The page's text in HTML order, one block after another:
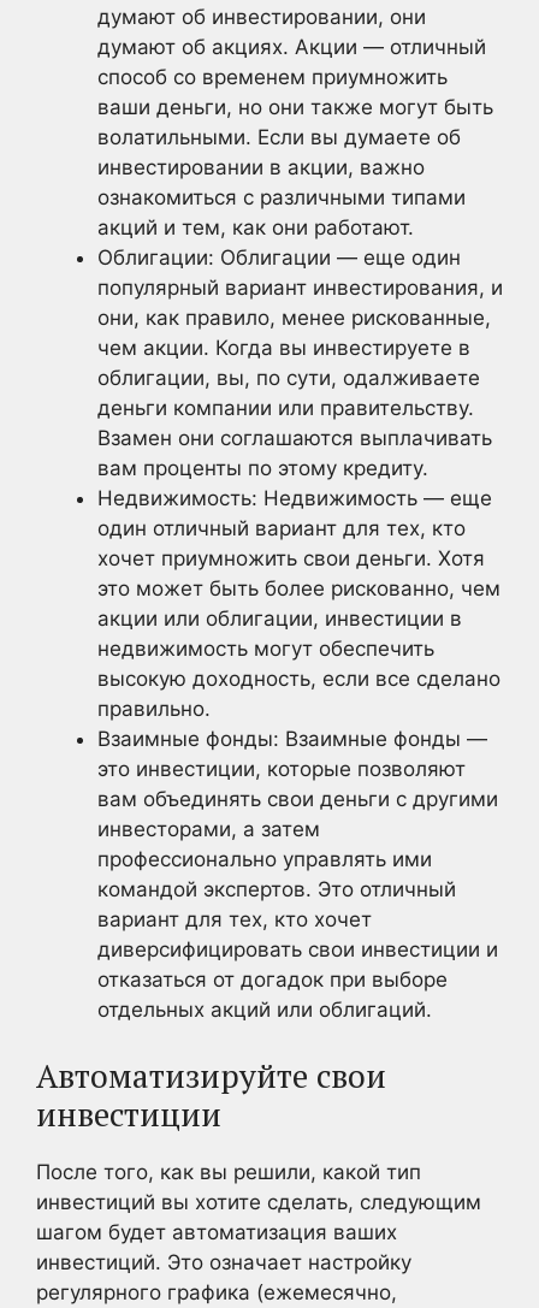
думают об инвестировании, они
думают об акциях. Акции — отличный
способ со временем приумножить
ваши деньги, но они также могут быть
волатильными. Если вы думаете об
инвестировании в акции, важно
ознакомиться с различными типами
акций и тем, как они работают.
Облигации: Облигации — еще один
популярный вариант инвестирования, и
они, как правило, менее рискованные,
чем акции. Когда вы инвестируете в
облигации, вы, по сути, одалживаете
деньги компании или правительству.
Взамен они соглашаются выплачивать
вам проценты по этому кредиту.
Недвижимость: Недвижимость — еще
один отличный вариант для тех, кто
хочет приумножить свои деньги. Хотя
это может быть более рискованно, чем
акции или облигации, инвестиции в
недвижимость могут обеспечить
высокую доходность, если все сделано
правильно.
Взаимные фонды: Взаимные фонды —
это инвестиции, которые позволяют
вам объединять свои деньги с другими
инвесторами, а затем
профессионально управлять ими
командой экспертов. Это отличный
вариант для тех, кто хочет
диверсифицировать свои инвестиции и
отказаться от догадок при выборе
отдельных акций или облигаций.
Автоматизируйте свои
инвестиции
После того, как вы решили, какой тип
инвестиций вы хотите сделать, следующим
шагом будет автоматизация ваших
инвестиций. Это означает настройку
регулярного графика (ежемесячно,